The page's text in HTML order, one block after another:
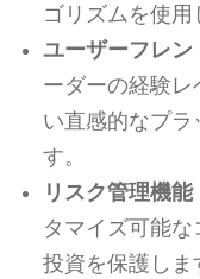
ゴリズムを使用
ユーザーフレン
ーダーの経験
い直感的なプラ
す。
リスク管理機能
タマイズ可能
投資を保護しま